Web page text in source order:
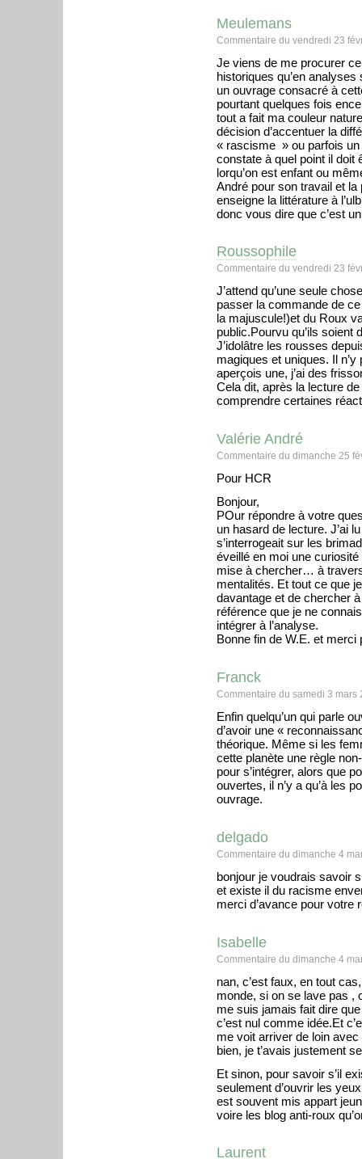
Meulemans
Commentaire du vendredi 23
Je viens de me procurer
historiques qu’en
un ouvrage consacré à
pourtant quelques fois
tout a fait ma couleur
décision d’accentuer la
« rascisme » ou parfois
constate à quel point il doit
lorqu’on est enfant ou
André pour son travail et la
enseigne la littérature à
donc vous dire que c’est
Roussophile
Commentaire du vendredi 23
J’attend qu’une seule
passer la commande de
la majuscule!)et du Roux
public.Pourvu qu’ils soient
J’idolâtre les rousses
magiques et uniques. Il
aperçois une, j’ai des
Cela dit, après la lecture
comprendre certaines
Valérie André
Commentaire du dimanche 25
Pour HCR
Bonjour,
POur répondre à votre
un hasard de lecture. J’ai
s’interrogeait sur les
éveillé en moi une
mise à chercher… à
mentalités. Et tout ce que
davantage et de chercher
référence que je ne
intégrer à l’analyse.
Bonne fin de W.E. et
Franck
Commentaire du samedi 3 mars
Enfin quelqu’un qui parle
d’avoir une «
théorique. Même si les
cette planète une règle
pour s’intégrer, alors que
ouvertes, il n’y a qu’à les
ouvrage.
delgado
Commentaire du dimanche 4
bonjour je voudrais savoir
et existe il du racisme
merci d’avance pour votre
Isabelle
Commentaire du dimanche 4
nan, c’est faux, en tout
monde, si on se lave pas ,
me suis jamais fait dire
c’est nul comme idée.Et
me voit arriver de loin
bien, je t’avais justement
Et sinon, pour savoir s’il
seulement d’ouvrir les
est souvent mis appart
voire les blog anti-roux
Laurent